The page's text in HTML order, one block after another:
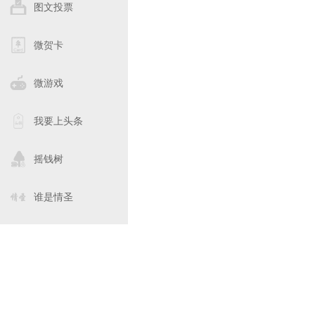
图文投票
微贺卡
微游戏
我要上头条
摇钱树
谁是情圣